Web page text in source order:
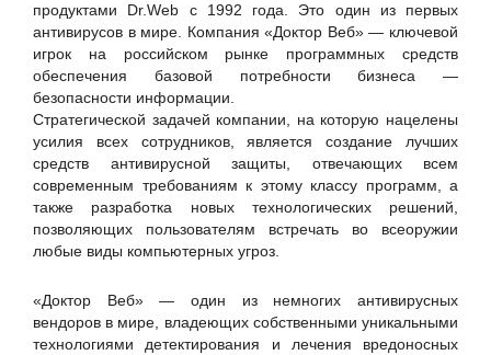
Айдеко
АО «Р7»
Вестник связи
Гарда Технологии
Гравитон
Гравитон
Группа Астра
Журнал "СONNECT. Мир информационных технологий"
ИН-ФОРМА
продуктами Dr.Web с 1992 года. Это один из первых
антивирусов в мире. Компания «Доктор Веб» — ключевой
игрок на российском рынке программных средств
обеспечения базовой потребности бизнеса —
безопасности информации.
Стратегической задачей компании, на которую нацелены
усилия всех сотрудников, является создание лучших
средств антивирусной защиты, отвечающих всем
современным требованиям к этому классу программ, а
также разработка новых технологических решений,
позволяющих пользователям встречать во всеоружии
любые виды компьютерных угроз.
«Доктор Веб» — один из немногих антивирусных
вендоров в мире, владеющих собственными уникальными
технологиями детектирования и лечения вредоносных